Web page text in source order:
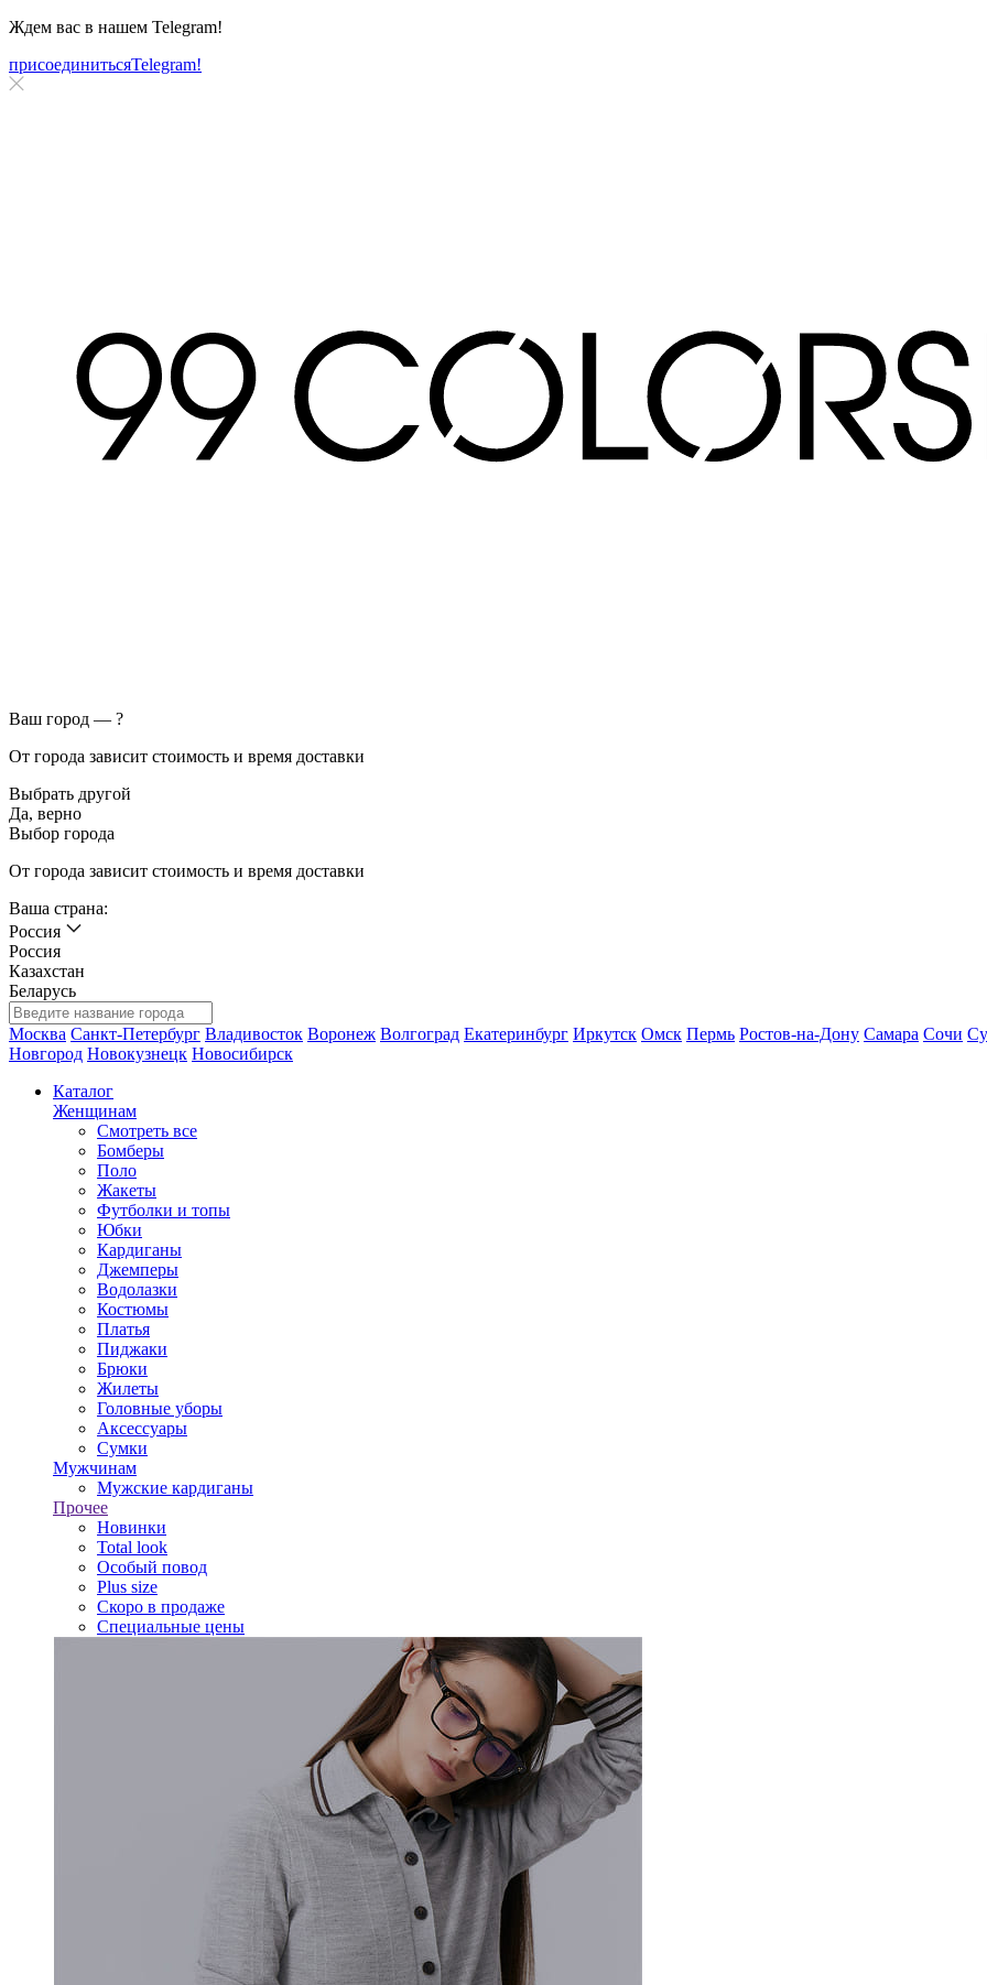
Ждем вас в нашем Telegram!
присоединитьсяTelegram!
Ваш город — ?
От города зависит стоимость и время доставки
Выбрать другой
Да, верно
Выбор города
От города зависит стоимость и время доставки
Ваша страна:
Россия
Россия
Казахстан
Беларусь
Москва Санкт-Петербург Владивосток Воронеж Волгоград Екатеринбург Иркутск Омск Пермь Ростов-на-Дону Самара Сочи
Новгород Новокузнецк Новосибирск
Каталог
Женщинам
Смотреть все
Бомберы
Поло
Жакеты
Футболки и топы
Юбки
Кардиганы
Джемперы
Водолазки
Костюмы
Платья
Пиджаки
Брюки
Жилеты
Головные уборы
Аксессуары
Сумки
Мужчинам
Мужские кардиганы
Прочее
Новинки
Total look
Особый повод
Plus size
Скоро в продаже
Специальные цены